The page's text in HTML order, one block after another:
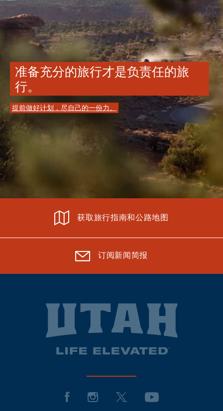
准备充分的旅行才是负责任的旅
行。
提前做好计划，尽自己的一份力。
获取旅行指南和公路地图
订阅新闻简报